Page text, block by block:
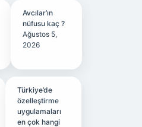
Avcılar’ın
nüfusu kaç ?
Ağustos 5,
2026
Türkiye’de
özelleştirme
uygulamaları
en çok hangi